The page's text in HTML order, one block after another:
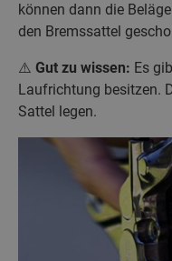
können dann die
den Bremssattel
⚠️ Gut zu wissen: Es
Laufrichtung besitzen.
Sattel legen.